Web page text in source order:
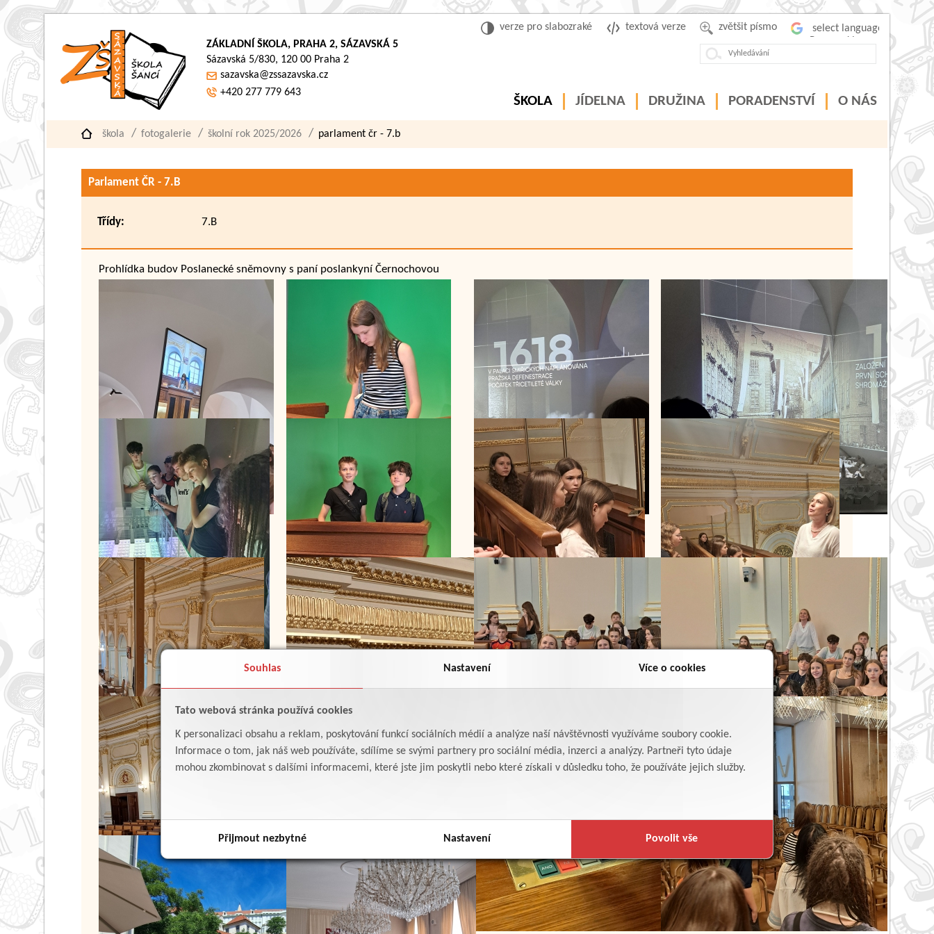
Souhlas Nastavení Více o cookies
Tato webová stránka používá cookies
K personalizaci obsahu a reklam, poskytování funkcí sociálních médií a analýze naší návštěvnosti využíváme soubory cookie.
Informace o tom, jak náš web používáte, sdílíme se svými partnery pro sociální média, inzerci a analýzy. Partneři tyto údaje
mohou zkombinovat s dalšími informacemi, které jste jim poskytli nebo které získali v důsledku toho, že používáte jejich služby.
Přijmout nezbytné Nastavení Povolit vše
zvětšit písmo
textová verze
verze pro slabozraké
ZÁKLADNÍ ŠKOLA, PRAHA 2, SÁZAVSKÁ 5
Sázavská 5/830, 120 00 Praha 2
sazavska@zssazavska.cz
+420 277 779 643
ŠKOLA JÍDELNA DRUŽINA PORADENSTVÍ O NÁS
škola fotogalerie školní rok 2025/2026 parlament čr - 7.b
Parlament ČR - 7.B
Třídy: 7.B
Prohlídka budov Poslanecké sněmovny s paní poslankyní Černochovou